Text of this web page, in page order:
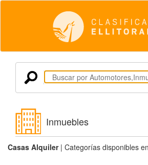
Inmuebles
Casas Alquiler| Categorías disponibles